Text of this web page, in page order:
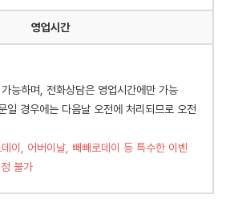
영업시간
능하며, 전화상담은 영업시간에만 가능
일 경우에는 다음날 오전에 처리되므로 오전
이, 어버이날, 빼빼로데이 등 특수한 이벤
불가